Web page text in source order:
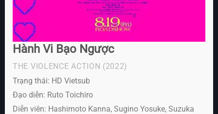
Hành Vi Bạo Ngược
THE VIOLENCE ACTION (2022)
Trạng thái: HD Vietsub
Đạo diễn: Ruto Toichiro
Diễn viên: Hashimoto Kanna, Sugino Yosuke, Suzuka